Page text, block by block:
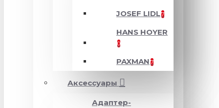
JOSEF LIDL7
HANS HOYER
0
PAXMAN 7
Аксессуары
Адаптер-